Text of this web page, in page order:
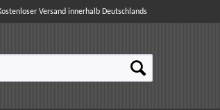
Versand innerhalb Deutschlands